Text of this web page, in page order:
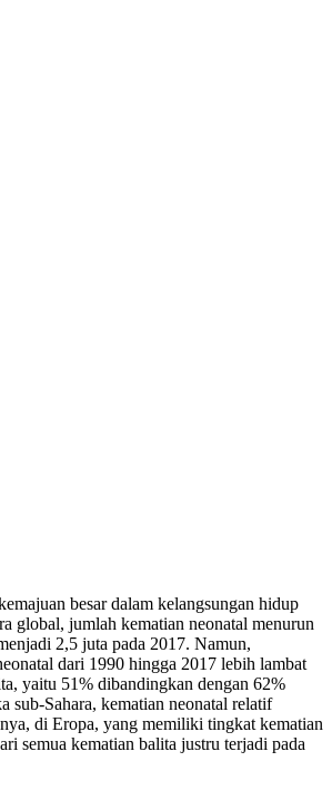
besar dalam kelangsungan hidup
global, jumlah kematian neonatal menurun
2,5 juta pada 2017. Namun,
dari 1990 hingga 2017 lebih lambat
yaitu 51% dibandingkan dengan 62%
sub-Sahara, kematian neonatal relatif
di Eropa, yang memiliki tingkat kematian
semua kematian balita justru terjadi pada